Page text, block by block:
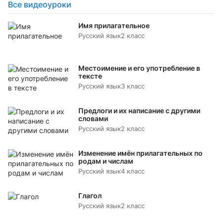
Все видеоуроки
Имя прилагательное
Русский язык2 класс
Местоимение и его употребление в
тексте
Русский язык3 класс
Предлоги и их написание с другими
словами
Русский язык2 класс
Изменение имён прилагательных по
родам и числам
Русский язык4 класс
Глагол
Русский язык2 класс